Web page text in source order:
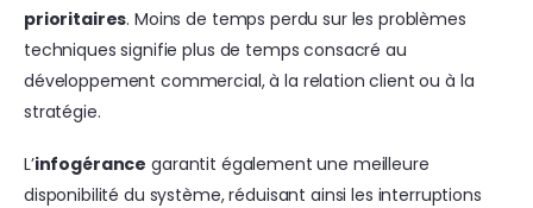
prioritaires. Moins de temps perdu sur les problèmes
techniques signifie plus de temps consacré au
développement commercial, à la relation client ou à la
stratégie.
L’infogérance garantit également une meilleure
disponibilité du système, réduisant ainsi les interruptions